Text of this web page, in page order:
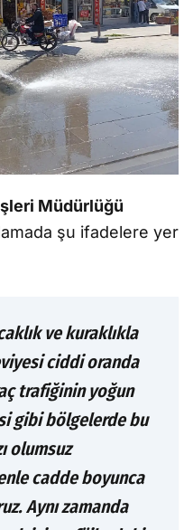
Müdürlüğü
şu ifadelere yer
ve kuraklıkla
ciddi oranda
trafiğinin yoğun
gibi bölgelerde bu
olumsuz
cadde boyunca
Aynı zamanda